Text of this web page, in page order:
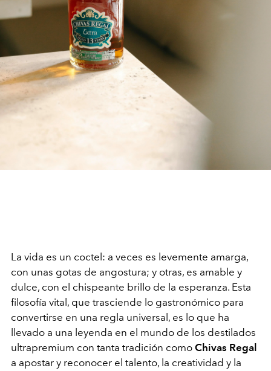
La vida es un coctel: a veces es levemente amarga,
con unas gotas de angostura; y otras, es amable y
dulce, con el chispeante brillo de la esperanza. Esta
filosofía vital, que trasciende lo gastronómico para
convertirse en una regla universal, es lo que ha
llevado a una leyenda en el mundo de los destilados
ultrapremium con tanta tradición como Chivas Regal
a apostar y reconocer el talento, la creatividad y la